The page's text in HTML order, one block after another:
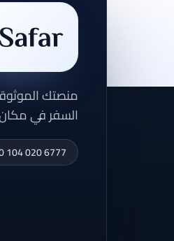
منصتك
السفر في
104 020 6777